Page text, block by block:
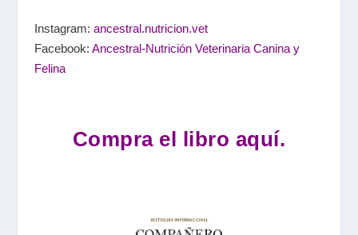
Instagram: ancestral.nutricion.vet
Facebook: Ancestral-Nutrición Veterinaria Canina y
Felina
Compra el libro aquí.